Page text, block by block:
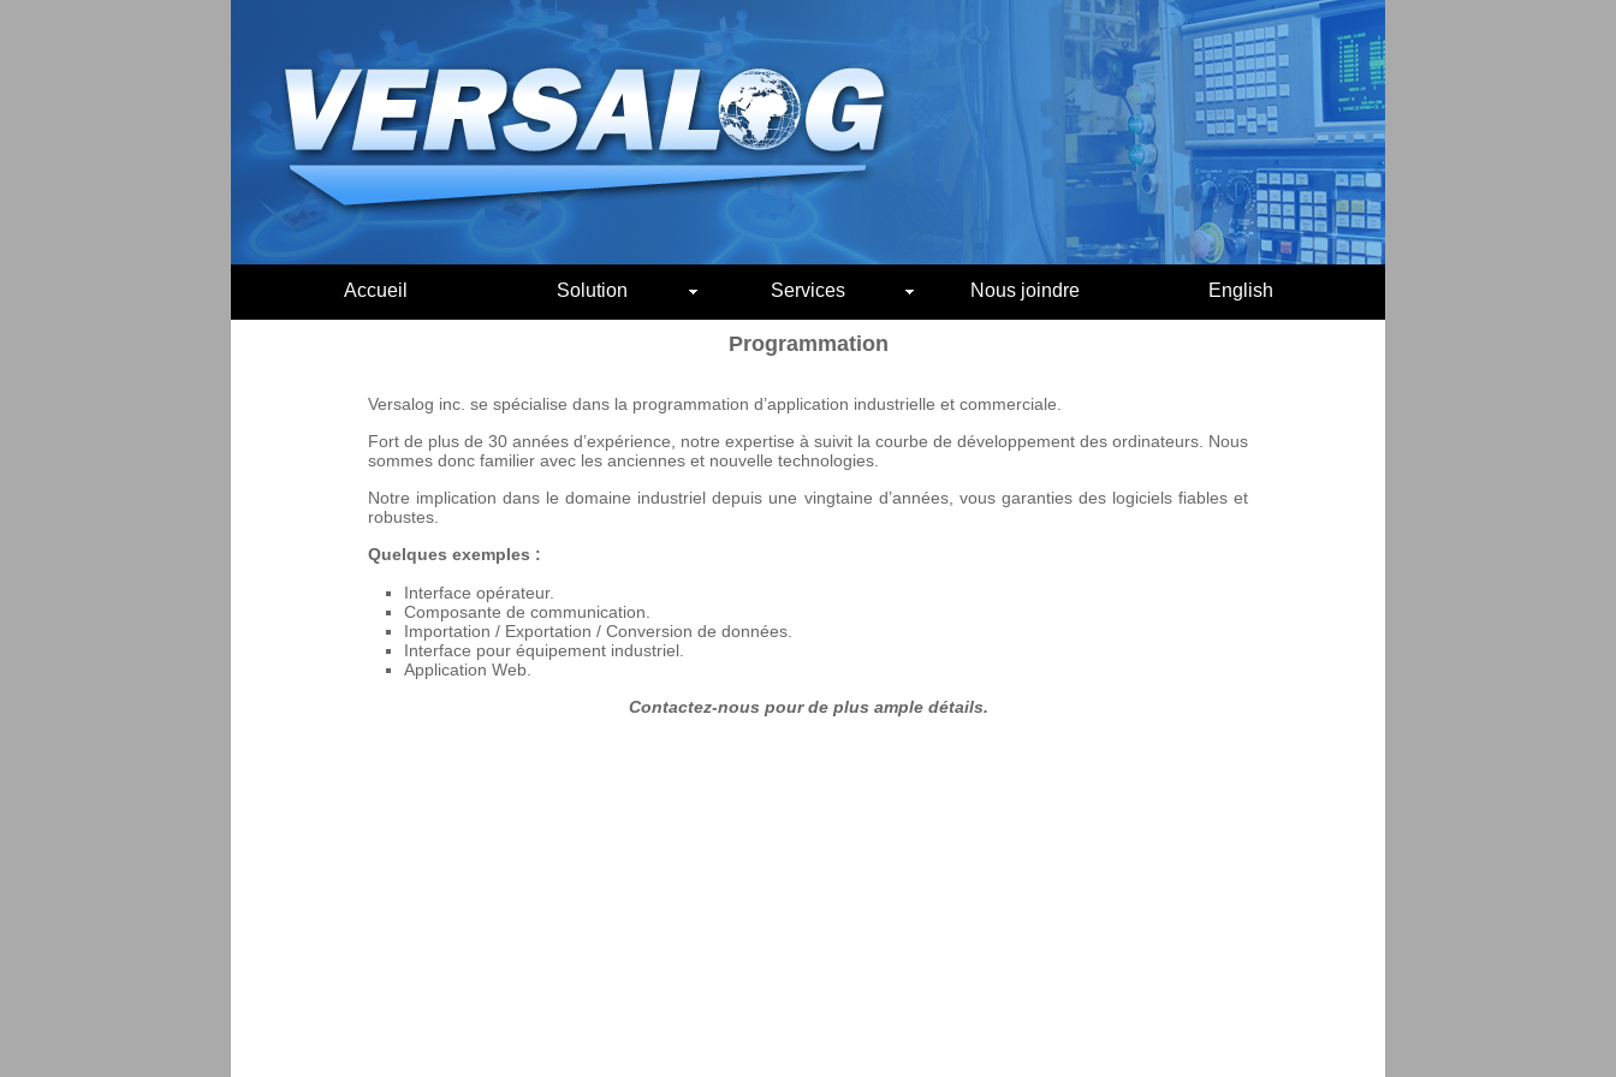
Accueil Solution Services Nous joindre English
Programmation
Versalog inc. se spécialise dans la programmation d’application industrielle et commerciale.
Fort de plus de 30 années d’expérience, notre expertise à suivit la courbe de développement des ordinateurs. Nous
sommes donc familier avec les anciennes et nouvelle technologies.
Notre implication dans le domaine industriel depuis une vingtaine d’années, vous garanties des logiciels fiables et
robustes.
Quelques exemples :
Interface opérateur.
Composante de communication.
Importation / Exportation / Conversion de données.
Interface pour équipement industriel.
Application Web.
Contactez-nous pour de plus ample détails.